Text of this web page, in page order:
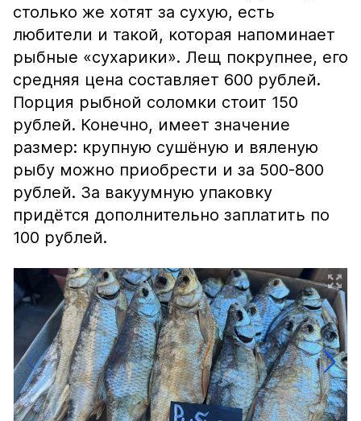
столько же хотят за сухую, есть
любители и такой, которая напоминает
рыбные «сухарики». Лещ покрупнее, его
средняя цена составляет 600 рублей.
Порция рыбной соломки стоит 150
рублей. Конечно, имеет значение
размер: крупную сушёную и вяленую
рыбу можно приобрести и за 500-800
рублей. За вакуумную упаковку
придётся дополнительно заплатить по
100 рублей.